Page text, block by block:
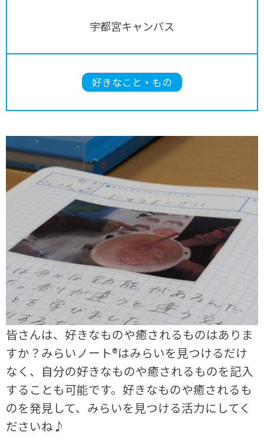
宇都宮キャンパス
好きなこと・もの
皆さんは、好きなものや癒されるものはありま
すか？みらいノート®はみらいを見つけるだけ
なく、自分の好きなものや癒されるものを記入
することも可能です。好きなものや癒されるも
のを発見して、みらいを見つける活力にしてく
ださいね♪